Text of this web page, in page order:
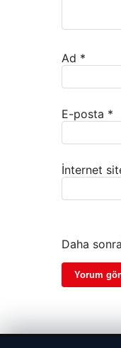
Ad *
E-posta *
İnternet
Daha